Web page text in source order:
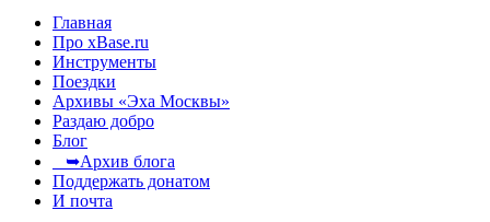
Главная
Про xBase.ru
Инструменты
Поездки
Архивы «Эха Москвы»
Раздаю добро
Блог
➥Архив блога
Поддержать донатом
И почта